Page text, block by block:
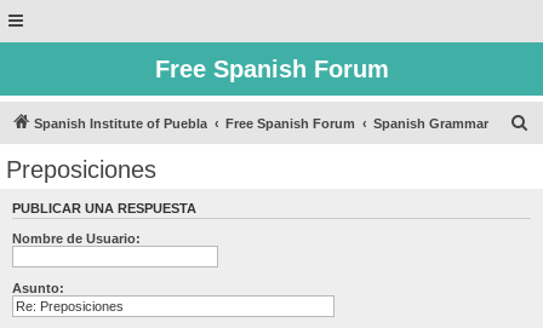
Free Spanish Forum
Spanish Institute of Puebla Free Spanish Forum Spanish Grammar
Preposiciones
PUBLICAR UNA RESPUESTA
Nombre de Usuario:
Asunto: